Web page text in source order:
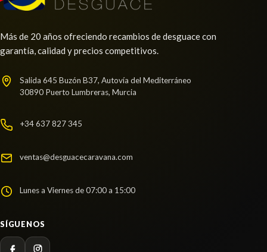
Más de 20 años ofreciendo recambios de desguace con
garantía, calidad y precios competitivos.
Salida 645 Buzón B37, Autovía del Mediterráneo
30890 Puerto Lumbreras, Murcia
+34 637 827 345
ventas@desguacecaravana.com
Lunes a Viernes de 07:00 a 15:00
SÍGUENOS